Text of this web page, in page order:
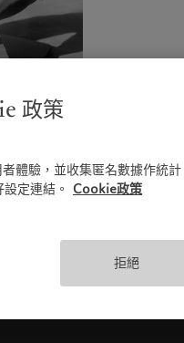
使用條款
政策
體驗，並收集匿名數據作統
定連結。 Cookie政策
拒絕